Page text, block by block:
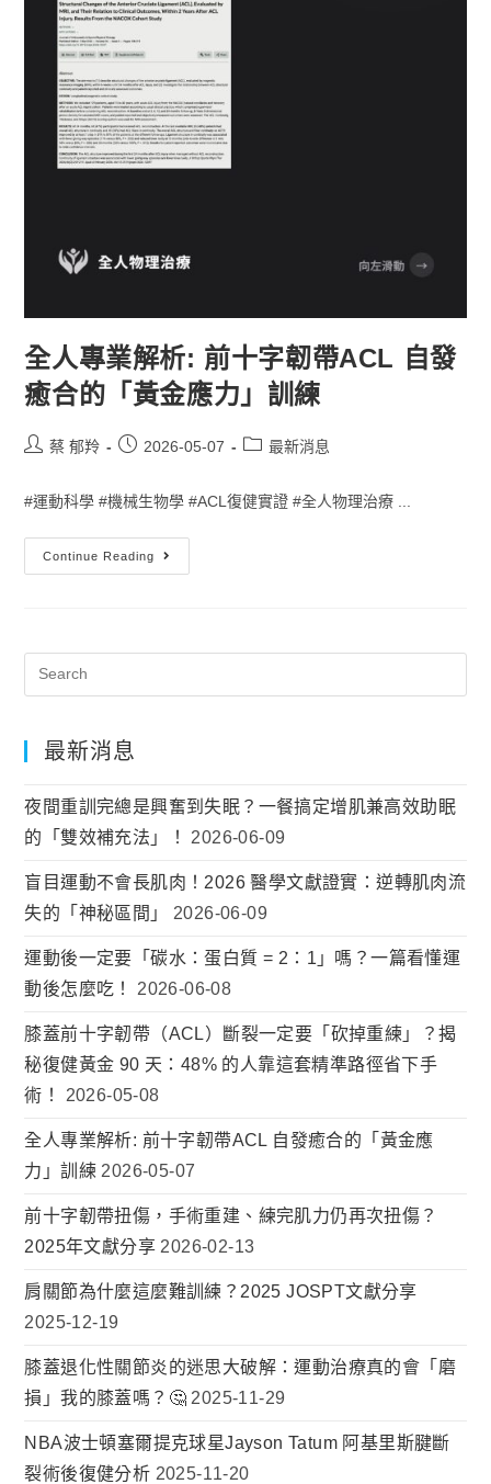
全人專業解析: 前十字韌帶ACL 自發
癒合的「黃金應力」訓練
蔡 郁羚 2026-05-07 最新消息
#運動科學 #機械生物學 #ACL復健實證 #全人物理治療 ...
Continue Reading
最新消息
夜間重訓完總是興奮到失眠？一餐搞定增肌兼高效助眠
的「雙效補充法」！
2026-06-09
盲目運動不會長肌肉！2026 醫學文獻證實：逆轉肌肉流
失的「神秘區間」
2026-06-09
運動後一定要「碳水：蛋白質 = 2：1」嗎？一篇看懂運
動後怎麼吃！
2026-06-08
膝蓋前十字韌帶（ACL）斷裂一定要「砍掉重練」？揭
秘復健黃金 90 天：48% 的人靠這套精準路徑省下手
術！
2026-05-08
全人專業解析: 前十字韌帶ACL 自發癒合的「黃金應
力」訓練 2026-05-07
前十字韌帶扭傷，手術重建、練完肌力仍再次扭傷？
2025年文獻分享 2026-02-13
肩關節為什麼這麼難訓練？2025 JOSPT文獻分享
2025-12-19
膝蓋退化性關節炎的迷思大破解：運動治療真的會「磨
損」我的膝蓋嗎？🤔 2025-11-29
NBA波士頓塞爾提克球星Jayson Tatum 阿基里斯腱斷
裂術後復健分析 2025-11-20